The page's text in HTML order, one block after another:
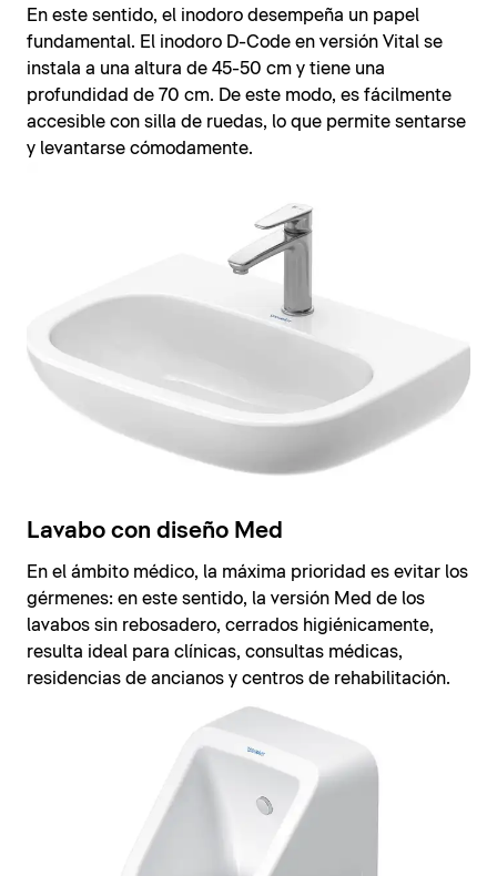
En este sentido, el inodoro desempeña un papel
fundamental. El inodoro D-Code en versión Vital se
instala a una altura de 45-50 cm y tiene una
profundidad de 70 cm. De este modo, es fácilmente
accesible con silla de ruedas, lo que permite sentarse
y levantarse cómodamente.
Lavabo con diseño Med
En el ámbito médico, la máxima prioridad es evitar los
gérmenes: en este sentido, la versión Med de los
lavabos sin rebosadero, cerrados higiénicamente,
resulta ideal para clínicas, consultas médicas,
residencias de ancianos y centros de rehabilitación.